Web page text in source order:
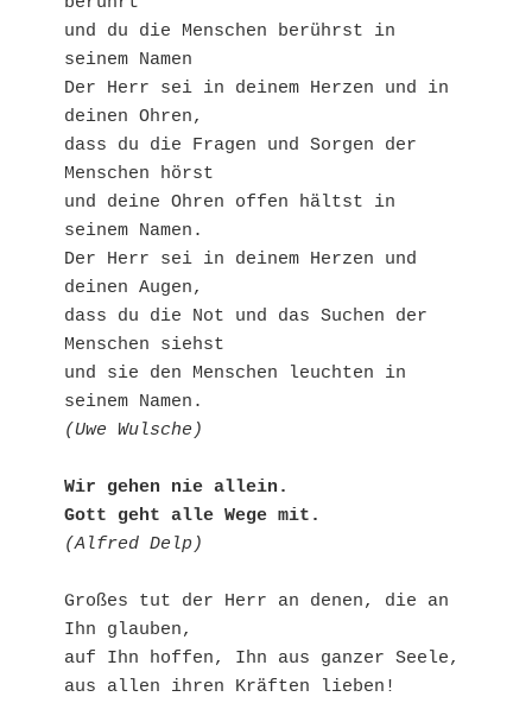
und du die Menschen berührst in
seinem Namen
Der Herr sei in deinem Herzen und in
deinen Ohren,
dass du die Fragen und Sorgen der
Menschen hörst
und deine Ohren offen hältst in
seinem Namen.
Der Herr sei in deinem Herzen und
deinen Augen,
dass du die Not und das Suchen der
Menschen siehst
und sie den Menschen leuchten in
(Uwe Wulsche)
Wir gehen nie allein.
Gott geht alle Wege mit.
(Alfred Delp)
Großes tut der Herr an denen, die an
Ihn glauben,
auf Ihn hoffen, Ihn aus ganzer Seele,
aus allen ihren Kräften lieben!